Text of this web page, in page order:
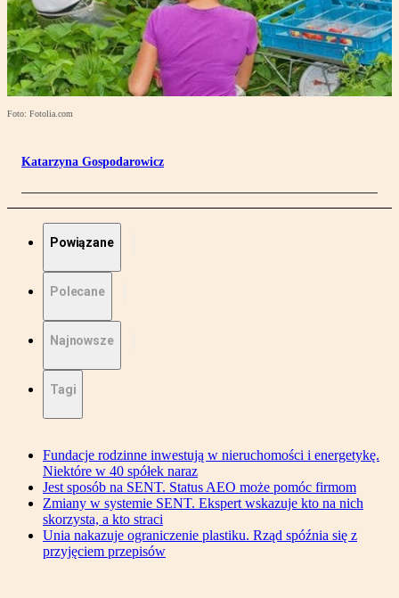
Foto: Fotolia.com
Katarzyna Gospodarowicz
Powiązane
Polecane
Najnowsze
Tagi
Fundacje rodzinne inwestują w nieruchomości i energetykę.
Niektóre w 40 spółek naraz
Jest sposób na SENT. Status AEO może pomóc firmom
Zmiany w systemie SENT. Ekspert wskazuje kto na nich
skorzysta, a kto straci
Unia nakazuje ograniczenie plastiku. Rząd spóźnia się z
przyjęciem przepisów